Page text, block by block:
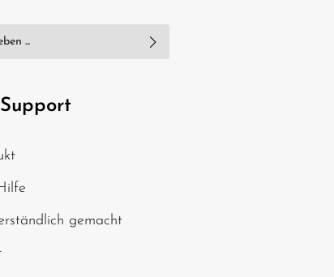
gemacht